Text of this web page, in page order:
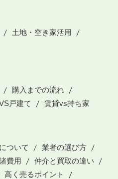
土地・空き家活用
購入までの流れ
戸建て 賃貸vs持ち家
ついて
業者の選び方
費用
仲介と買取の違い
高く売るポイント